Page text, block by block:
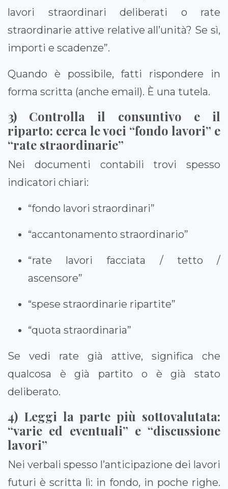
lavori straordinari deliberati o rate
straordinarie attive relative all’unità? Se sì,
importi e scadenze”.
Quando è possibile, fatti rispondere in
forma scritta (anche email). È una tutela.
3) Controlla il consuntivo e il
riparto: cerca le voci “fondo lavori” e
“rate straordinarie”
Nei documenti contabili trovi spesso
indicatori chiari:
“fondo lavori straordinari”
“accantonamento straordinario”
“rate lavori facciata / tetto /
ascensore”
“spese straordinarie ripartite”
“quota straordinaria”
Se vedi rate già attive, significa che
qualcosa è già partito o è già stato
deliberato.
4) Leggi la parte più sottovalutata:
“varie ed eventuali” e “discussione
lavori”
Nei verbali spesso l’anticipazione dei lavori
futuri è scritta lì: in fondo, in poche righe.